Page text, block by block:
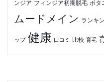
ンジア フィンジア初期脱毛 ボタ
ムードメイン ランキ
ップ 健康 口コミ 比較 育毛